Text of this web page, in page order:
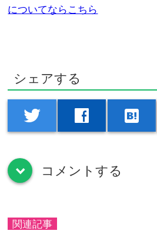
についてならこちら
シェアする
twitter facebook hatenabookmark
down コメントする
関連記事